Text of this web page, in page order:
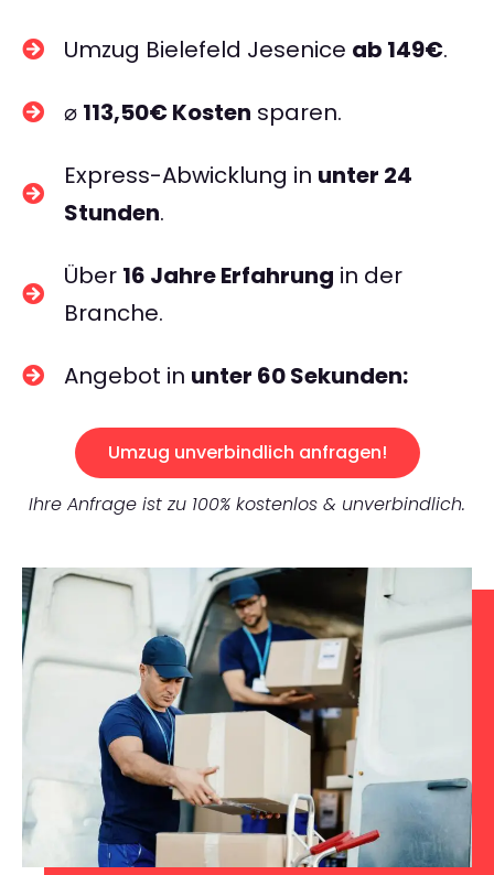
Umzug Bielefeld Jesenice ab 149€.
⌀ 113,50€ Kosten sparen.
Express-Abwicklung in unter 24
Stunden.
Über 16 Jahre Erfahrung in der
Branche.
Angebot in unter 60 Sekunden:
Umzug unverbindlich anfragen!
Ihre Anfrage ist zu 100% kostenlos & unverbindlich.